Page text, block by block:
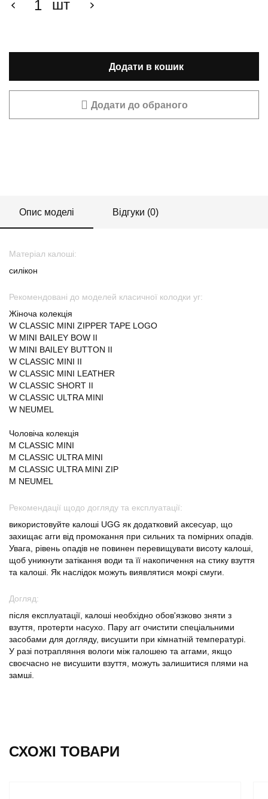
шт
Додати в кошик
Додати до обраного
Опис моделі Відгуки (0)
Матеріал калоші:
силікон
Рекомендовані до моделей класичної колодки уг:
Жіноча колекція
W CLASSIC MINI ZIPPER TAPE LOGO
W MINI BAILEY BOW II
W MINI BAILEY BUTTON II
W CLASSIC MINI II
W CLASSIC MINI LEATHER
W CLASSIC SHORT II
W CLASSIC ULTRA MINI
W NEUMEL
Чоловіча колекція
M CLASSIC MINI
M CLASSIC ULTRA MINI
M CLASSIC ULTRA MINI ZIP
M NEUMEL
Рекомендації щодо догляду та експлуатації:
використовуйте калоші UGG як додатковий аксесуар, що
захищає агги від промокання при сильних та помірних опадів.
Увага, рівень опадів не повинен перевищувати висоту калоші,
щоб уникнути затікання води та її накопичення на стику взуття
та калоші. Як наслідок можуть виявлятися мокрі смуги.
Догляд:
після експлуатації, калоші необхідно обов'язково зняти з
взуття, протерти насухо. Пару агг очистити спеціальними
засобами для догляду, висушити при кімнатній температурі.
У разі потрапляння вологи між галошею та аггами, якщо
своєчасно не висушити взуття, можуть залишитися плями на
замші.
СХОЖІ ТОВАРИ